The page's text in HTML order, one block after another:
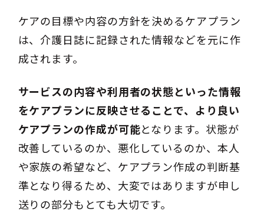
ケアの目標や内容の方針を決めるケアプラン
は、介護日誌に記録された情報などを元に作
成されます。
サービスの内容や利用者の状態といった情報
をケアプランに反映させることで、より良い
ケアプランの作成が可能となります。状態が
改善しているのか、悪化しているのか、本人
や家族の希望など、ケアプラン作成の判断基
準となり得るため、大変ではありますが申し
送りの部分もとても大切です。